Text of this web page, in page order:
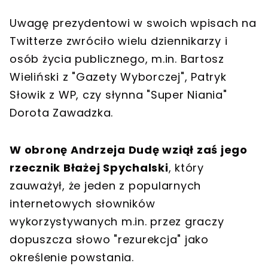
Uwagę prezydentowi w swoich wpisach na
Twitterze zwróciło wielu dziennikarzy i
osób życia publicznego, m.in. Bartosz
Wieliński z "Gazety Wyborczej", Patryk
Słowik z WP, czy słynna "Super Niania"
Dorota Zawadzka.
W obronę Andrzeja Dudę wziął zaś jego
rzecznik Błażej Spychalski, który
zauważył, że jeden z popularnych
internetowych słowników
wykorzystywanych m.in. przez graczy
dopuszcza słowo "rezurekcja" jako
określenie powstania.